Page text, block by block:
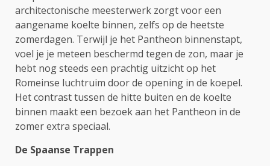
architectonische meesterwerk zorgt voor een
aangename koelte binnen, zelfs op de heetste
zomerdagen. Terwijl je het Pantheon binnenstapt,
voel je je meteen beschermd tegen de zon, maar je
hebt nog steeds een prachtig uitzicht op het
Romeinse luchtruim door de opening in de koepel.
Het contrast tussen de hitte buiten en de koelte
binnen maakt een bezoek aan het Pantheon in de
zomer extra speciaal.
De Spaanse Trappen